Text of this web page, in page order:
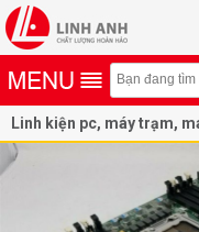
Linh kiện pc, máy trạm,